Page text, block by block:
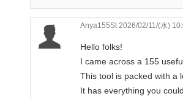
Anya155St 2026/02/11/(水)
Hello folks!
I came across a 155
This tool is packed with a
It has everything you